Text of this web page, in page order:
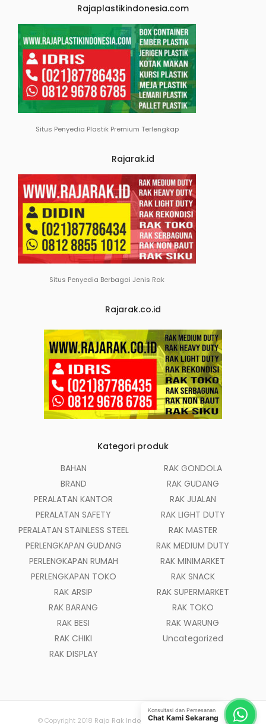
Rajaplastikindonesia.com
Situs Penyedia Plastik Premium Terlengkap
Rajarak.id
Situs Penyedia Berbagai Jenis Rak
Rajarak.co.id
Kategori produk
BAHAN
BRAND
PERALATAN KANTOR
PERALATAN SAFETY
PERALATAN STAINLESS STEEL
PERLENGKAPAN GUDANG
PERLENGKAPAN RUMAH
PERLENGKAPAN TOKO
RAK ARSIP
RAK BARANG
RAK BESI
RAK CHIKI
RAK DISPLAY
RAK GONDOLA
RAK GUDANG
RAK JUALAN
RAK LIGHT DUTY
RAK MASTER
RAK MEDIUM DUTY
RAK MINIMARKET
RAK SNACK
RAK SUPERMARKET
RAK TOKO
RAK WARUNG
Uncategorized
© Copyright 2018 Raja Rak Indonesia- All Rights Reserved
Konsultasi dan Pemesanan
Chat Kami Sekarang